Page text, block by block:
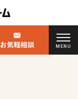
お気軽相談 MENU